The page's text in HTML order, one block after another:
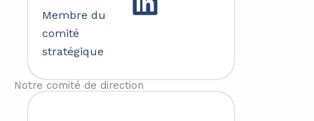
Membre du
comité
stratégique
Notre comité de direction